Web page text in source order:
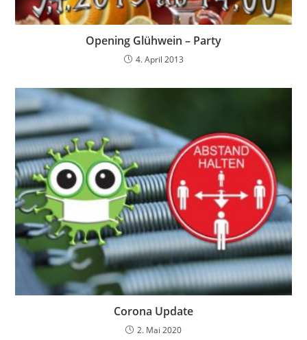
Opening Glühwein – Party
4. April 2013
Corona Update
2. Mai 2020